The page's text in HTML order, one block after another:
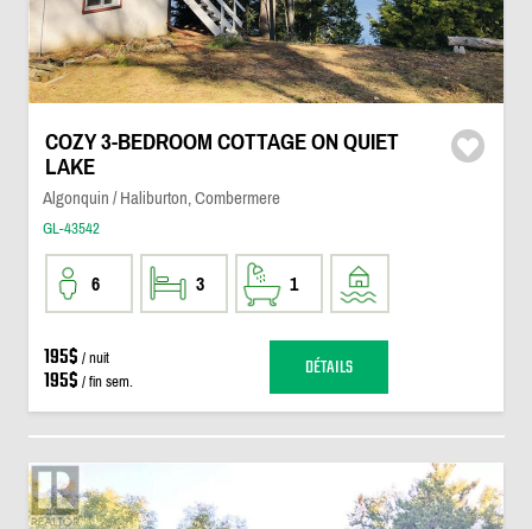
COZY 3-BEDROOM COTTAGE ON QUIET
LAKE
Algonquin / Haliburton, Combermere
GL-43542
6 3 1
195$ / nuit
195$ / fin sem. DÉTAILS